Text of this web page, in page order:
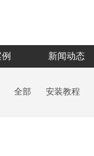
新闻动态
全部 安装教程